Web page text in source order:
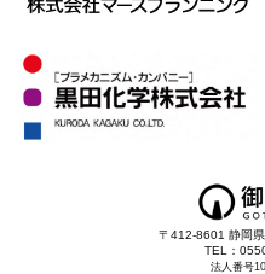
〒412-8601 静岡
TEL：
法人番号